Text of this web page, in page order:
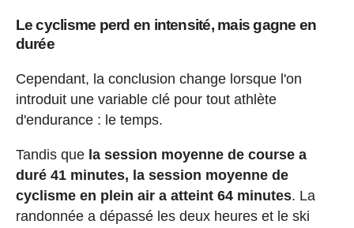
Le cyclisme perd en intensité, mais gagne en
durée
Cependant, la conclusion change lorsque l'on
introduit une variable clé pour tout athlète
d'endurance : le temps.
Tandis que la session moyenne de course a
duré 41 minutes, la session moyenne de
cyclisme en plein air a atteint 64 minutes. La
randonnée a dépassé les deux heures et le ski